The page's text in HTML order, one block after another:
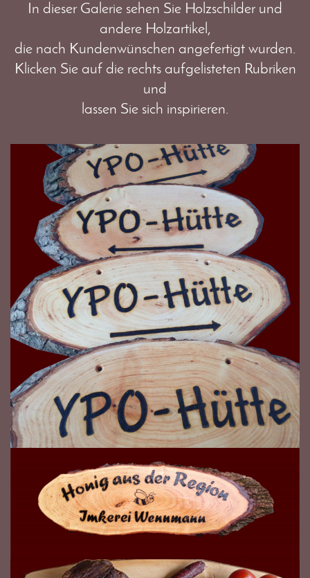
In dieser Galerie sehen Sie Holzschilder und
andere Holzartikel,
die nach Kundenwünschen angefertigt wurden.
Klicken Sie auf die rechts aufgelisteten Rubriken
und
lassen Sie sich inspirieren.